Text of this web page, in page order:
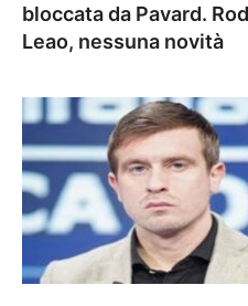
bloccata da Pavard.
Leao, nessuna novità